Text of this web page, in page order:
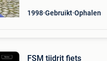
1998 Gebruikt Ophalen
FSM tijdrit fiets